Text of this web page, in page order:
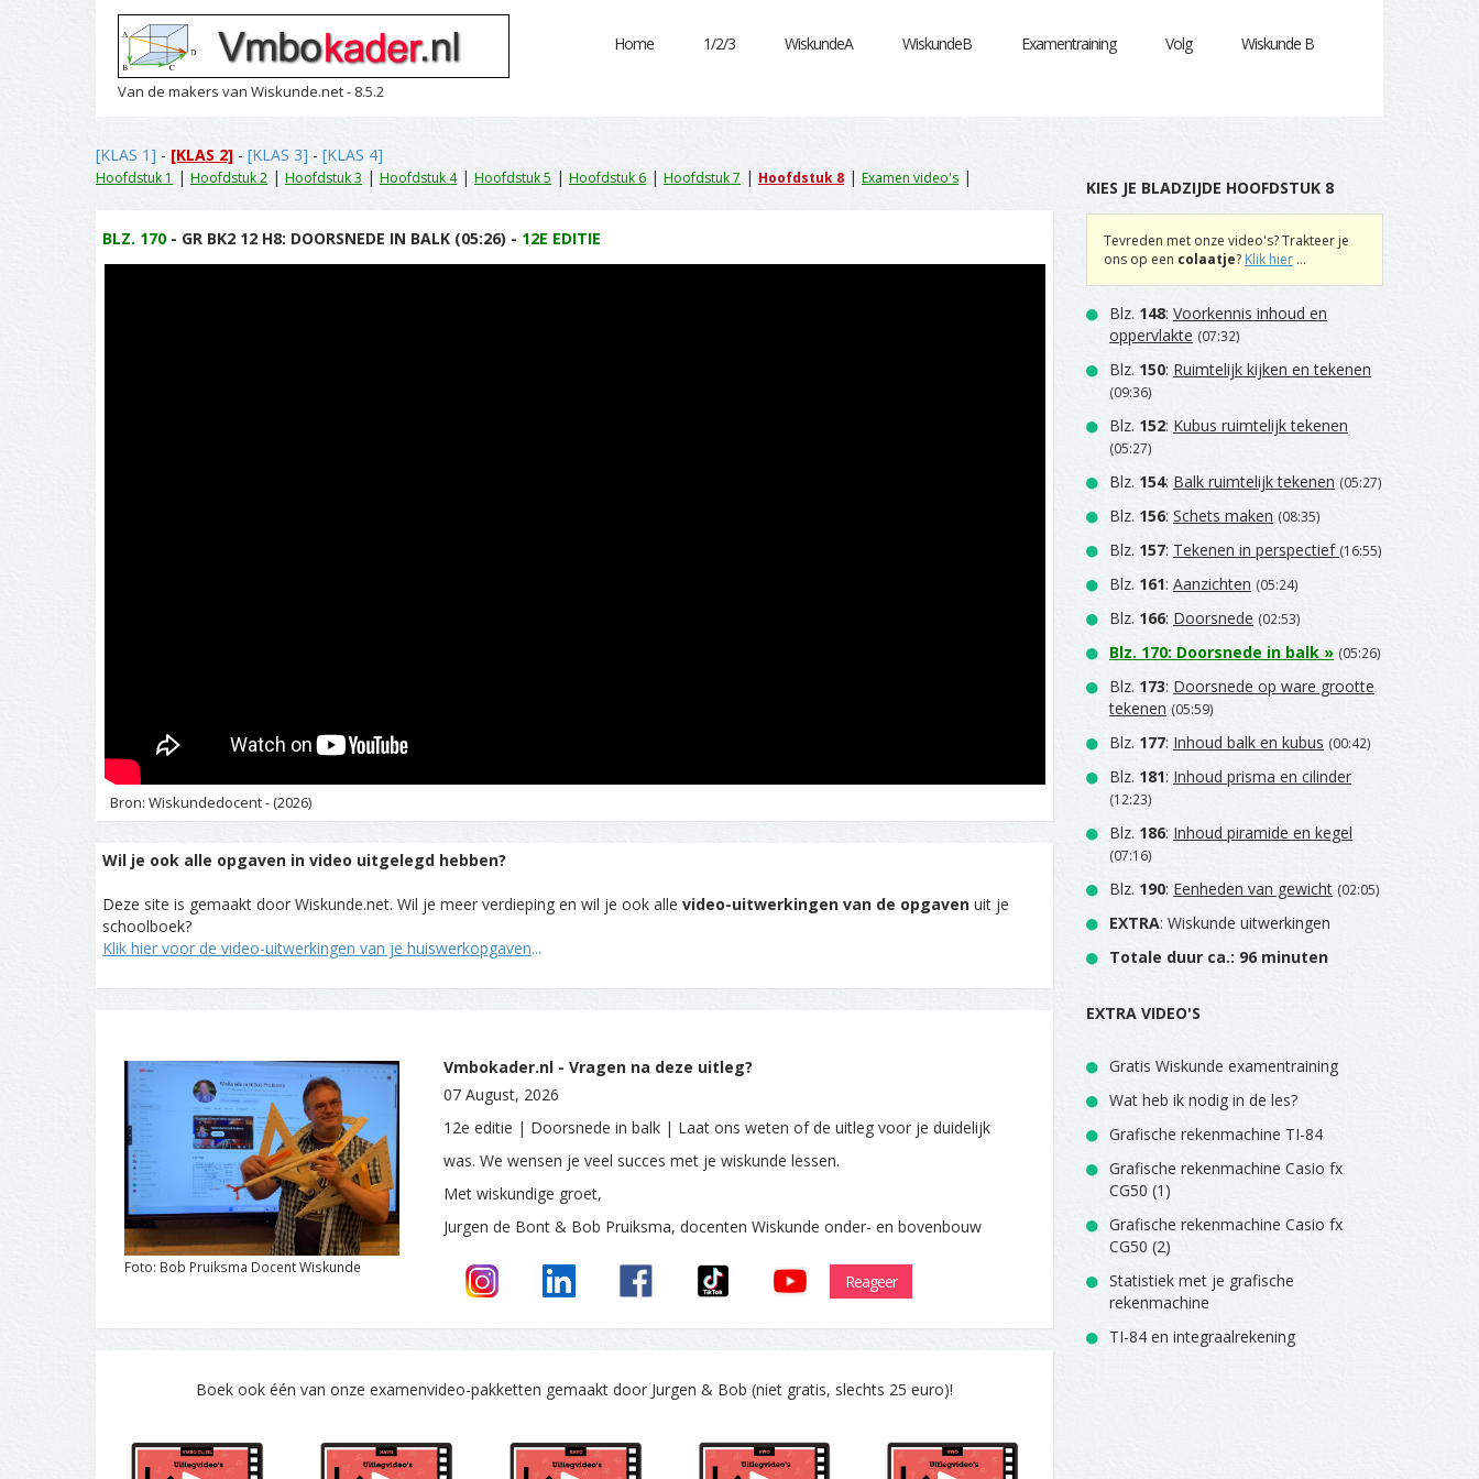
Van de makers van Wiskunde.net - 8.5.2
Home 1/2/3 WiskundeA WiskundeB Examentraining Volg Wiskunde B
[KLAS 1] - [KLAS 2] - [KLAS 3] - [KLAS 4]
Hoofdstuk 1 | Hoofdstuk 2 | Hoofdstuk 3 | Hoofdstuk 4| Hoofdstuk 5 | Hoofdstuk 6 | Hoofdstuk 7 | Hoofdstuk 8 | Examen video's |
BLZ. 170 - GR BK2 12 H8: DOORSNEDE IN BALK (05:26) - 12E EDITIE
Bron: Wiskundedocent - (2026)
Wil je ook alle opgaven in video uitgelegd hebben?
Deze site is gemaakt door Wiskunde.net. Wil je meer verdieping en wil je ook alle video-uitwerkingen van de opgaven uit je
schoolboek?
Klik hier voor de video-uitwerkingen van je huiswerkopgaven...
Foto: Bob Pruiksma Docent Wiskunde
Vmbokader.nl - Vragen na deze uitleg?
07 August, 2026
12e editie | Doorsnede in balk | Laat ons weten of de uitleg voor je duidelijk
was. We wensen je veel succes met je wiskunde lessen.
Met wiskundige groet,
Jurgen de Bont & Bob Pruiksma, docenten Wiskunde onder- en bovenbouw
Reageer
Boek ook één van onze examenvideo-pakketten gemaakt door Jurgen & Bob (niet gratis, slechts 25 euro)!
KIES JE BLADZIJDE HOOFDSTUK 8
Tevreden met onze video's? Trakteer je
ons op een colaatje? Klik hier ...
Blz. 148: Voorkennis inhoud en
oppervlakte (07:32)
Blz. 150: Ruimtelijk kijken en tekenen
(09:36)
Blz. 152: Kubus ruimtelijk tekenen
(05:27)
Blz. 154: Balk ruimtelijk tekenen (05:27)
Blz. 156: Schets maken (08:35)
Blz. 157: Tekenen in perspectief (16:55)
Blz. 161: Aanzichten (05:24)
Blz. 166: Doorsnede (02:53)
Blz. 170: Doorsnede in balk » (05:26)
Blz. 173: Doorsnede op ware grootte
tekenen (05:59)
Blz. 177: Inhoud balk en kubus (00:42)
Blz. 181: Inhoud prisma en cilinder
(12:23)
Blz. 186: Inhoud piramide en kegel
(07:16)
Blz. 190: Eenheden van gewicht (02:05)
EXTRA: Wiskunde uitwerkingen
Totale duur ca.: 96 minuten
EXTRA VIDEO'S
Gratis Wiskunde examentraining
Wat heb ik nodig in de les?
Grafische rekenmachine TI-84
Grafische rekenmachine Casio fx
CG50 (1)
Grafische rekenmachine Casio fx
CG50 (2)
Statistiek met je grafische
rekenmachine
TI-84 en integraalrekening